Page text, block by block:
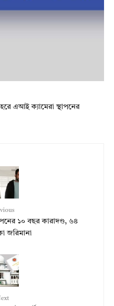
এআই ক্যামেরা স্থাপনের
১০ বছর কারাদণ্ড, ৬৪
জরিমানা